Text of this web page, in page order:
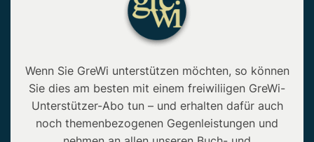
Wenn Sie GreWi unterstützen möchten, so können
Sie dies am besten mit einem freiwiliigen GreWi-
Unterstützer-Abo tun – und erhalten dafür auch
noch themenbezogenen Gegenleistungen und